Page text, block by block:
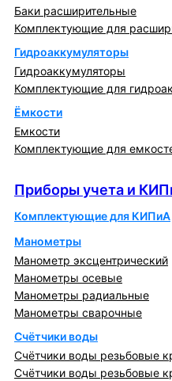
Баки расширительные
Комплектующие для
Гидроаккумуляторы
Гидроаккумуляторы
Комплектующие для
Ёмкости
Емкости
Комплектующие для
Приборы учета и
Комплектующие для КИПиА
Манометры
Манометр эксцентрический
Манометры осевые
Манометры радиальные
Манометры сварочные
Счётчики воды
Счётчики воды резьбовые
Счётчики воды резьбовые